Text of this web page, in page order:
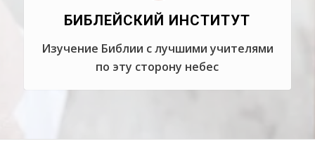
БИБЛЕЙСКИЙ ИНСТИТУТ
Изучение Библии с лучшими учителями
по эту сторону небес